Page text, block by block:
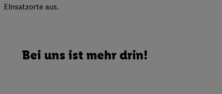
Einsatzorte aus.
Bei uns ist mehr drin!